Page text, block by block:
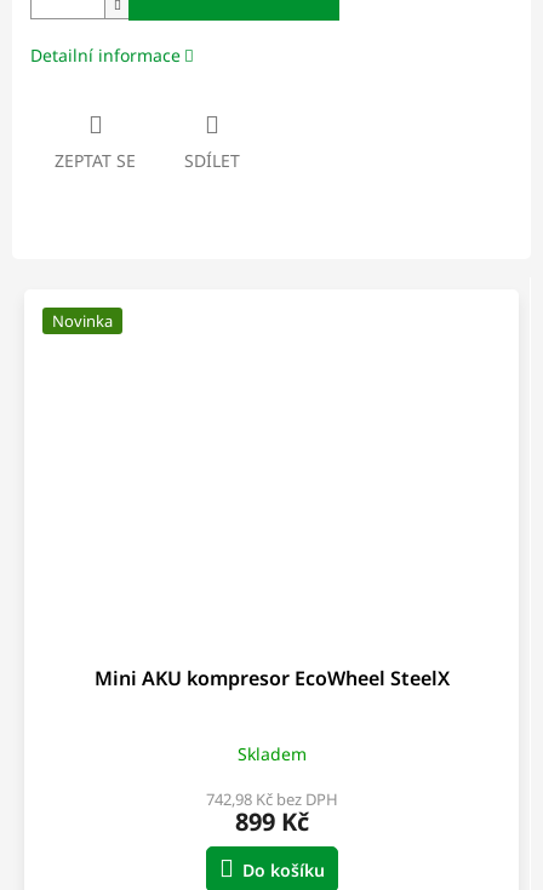
Detailní informace
ZEPTAT SE SDÍLET
Novinka
Mini AKU kompresor EcoWheel SteelX
Skladem
742,98 Kč bez DPH
899 Kč
Do košíku